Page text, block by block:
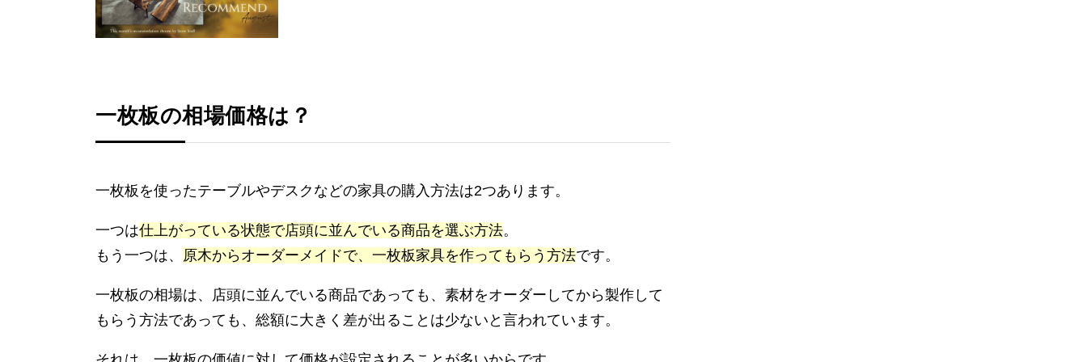
一枚板の相場価格は？
一枚板を使ったテーブルやデスクなどの家具の購入方法は2つあります。
一つは仕上がっている状態で店頭に並んでいる商品を選ぶ方法。
もう一つは、 原木からオーダーメイドで、一枚板家具を作ってもらう方法です。
一枚板の相場は、店頭に並んでいる商品であっても、素材をオーダーしてから製作して
もらう方法であっても、総額に大きく差が出ることは少ないと言われています。